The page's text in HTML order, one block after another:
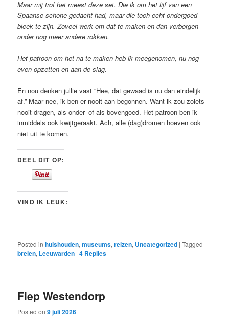
Maar mij trof het meest deze set. Die ik om het lijf van een
Spaanse schone gedacht had, maar die toch echt ondergoed
bleek te zijn. Zoveel werk om dat te maken en dan verborgen
onder nog meer andere rokken.
Het patroon om het na te maken heb ik meegenomen, nu nog
even opzetten en aan de slag.
En nou denken jullie vast “Hee, dat gewaad is nu dan eindelijk
af.” Maar nee, ik ben er nooit aan begonnen. Want ik zou zoiets
nooit dragen, als onder- of als bovengoed. Het patroon ben ik
inmiddels ook kwijtgeraakt. Ach, alle (dag)dromen hoeven ook
niet uit te komen.
DEEL DIT OP:
VIND IK LEUK:
Posted in huishouden,museums,reizen, Uncategorized |Tagged
breien, Leeuwarden |4 Replies
Fiep Westendorp
Posted on9 juli 2026